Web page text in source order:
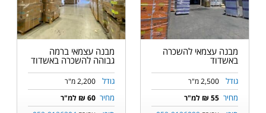
מבנה עצמאי להשכרה
באשדוד
גודל 2,500 מ"ר
מחיר 55 ₪ למ"ר
מבנה עצמאי ברמה
גבוהה להשכרה באשדוד
גודל 2,200 מ"ר
מחיר 60 ₪ למ"ר